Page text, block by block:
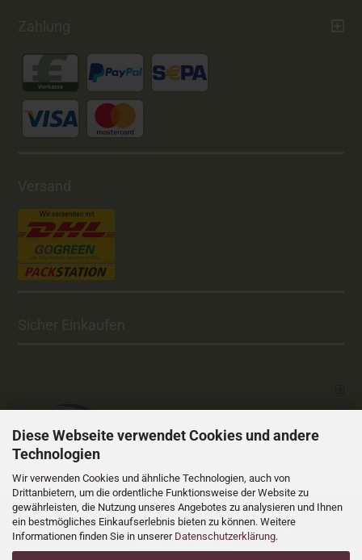
Diese Webseite verwendet Cookies und andere
Technologien
Wir verwenden Cookies und ähnliche Technologien, auch von
Drittanbietern, um die ordentliche Funktionsweise der Website zu
gewährleisten, die Nutzung unseres Angebotes zu analysieren und Ihnen
ein bestmögliches Einkaufserlebnis bieten zu können. Weitere
Informationen finden Sie in unserer Datenschutzerklärung.
Alle Preise sind inkl. MwSt., zzgl.Versandkosten
Online Shopby Gambio.de © 2025 Gambio Templates bei
Cookie Einstellungen